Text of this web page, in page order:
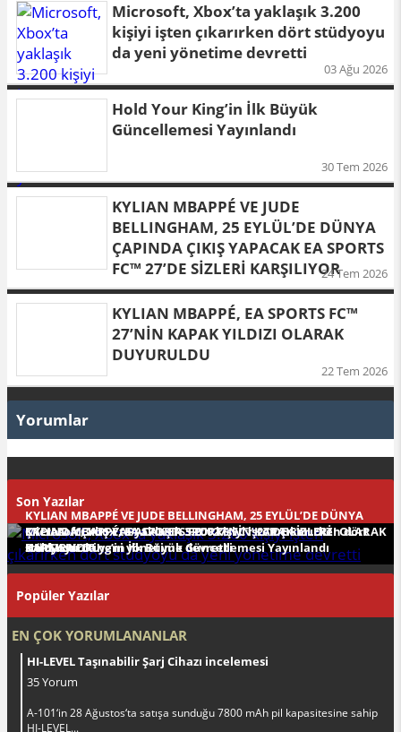
Microsoft, Xbox’ta yaklaşık 3.200
kişiyi işten çıkarırken dört stüdyoyu
da yeni yönetime devretti
03 Ağu 2026
Hold Your King’in İlk Büyük
Güncellemesi Yayınlandı
30 Tem 2026
KYLIAN MBAPPÉ VE JUDE
BELLINGHAM, 25 EYLÜL’DE DÜNYA
ÇAPINDA ÇIKIŞ YAPACAK EA SPORTS
FC™ 27’DE SİZLERİ KARŞILIYOR24 Tem 2026
KYLIAN MBAPPÉ, EA SPORTS FC™
27’NİN KAPAK YILDIZI OLARAK
DUYURULDU
22 Tem 2026
Yorumlar
Son Yazılar
Microsoft, Xbox’ta yaklaşık 3.200 kişiyi işten çıkarırken dört
stüdyoyu da yeni yönetime devretti
Hold Your King’in İlk Büyük Güncellemesi Yayınlandı
KYLIAN MBAPPÉ VE JUDE BELLINGHAM, 25 EYLÜL’DE DÜNYA
ÇAPINDA ÇIKIŞ YAPACAK EA SPORTS FC™ 27’DE SİZLERİ
KARŞILIYOR
KYLIAN MBAPPÉ, EA SPORTS FC™ 27’NİN KAPAK YILDIZI OLARAK
DUYURULDU
Popüler Yazılar
EN ÇOK YORUMLANANLAR
HI-LEVEL Taşınabilir Şarj Cihazı incelemesi
35 Yorum
A-101‘in 28 Ağustos‘ta satışa sunduğu 7800 mAh pil kapasitesine sahip
HI-LEVEL...